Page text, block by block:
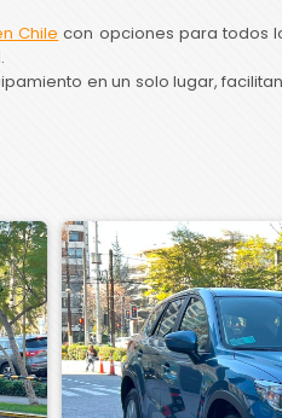
Chile con opciones para todos
en un solo lugar,